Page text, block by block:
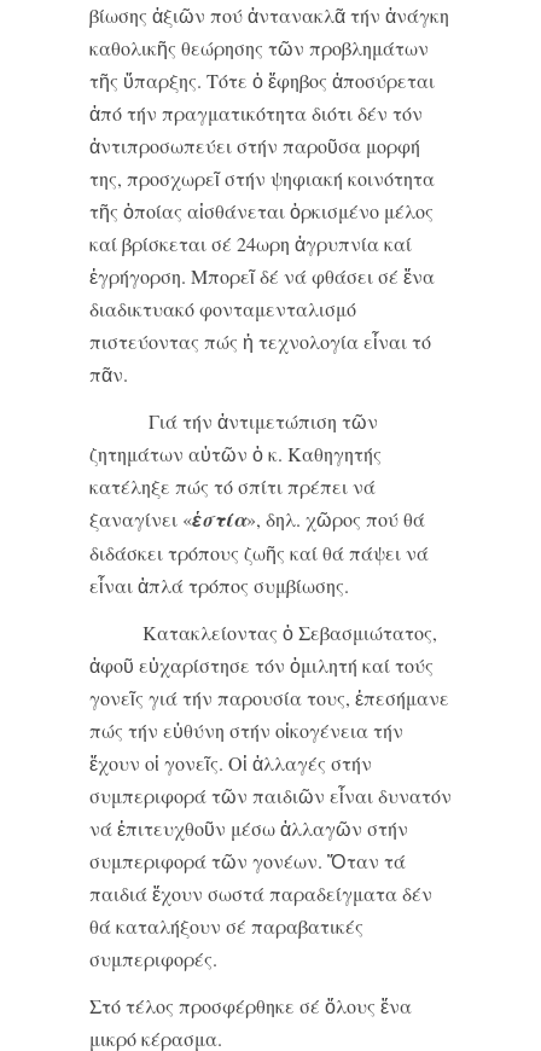
βίωσης ἀξιῶν πού ἀντανακλᾶ τήν ἀνάγκη
καθολικῆς θεώρησης τῶν προβλημάτων
τῆς ὕπαρξης. Τότε ὁ ἔφηβος ἀποσύρεται
ἀπό τήν πραγματικότητα διότι δέν τόν
ἀντιπροσωπεύει στήν παροῦσα μορφή
της, προσχωρεῖ στήν ψηφιακή κοινότητα
τῆς ὁποίας αἰσθάνεται ὁρκισμένο μέλος
καί βρίσκεται σέ 24ωρη ἀγρυπνία καί
ἐγρήγορση. Μπορεῖ δέ νά φθάσει σέ ἕνα
διαδικτυακό φονταμενταλισμό
πιστεύοντας πώς ἡ τεχνολογία εἶναι τό
πᾶν.
Γιά τήν ἀντιμετώπιση τῶν
ζητημάτων αὐτῶν ὁ κ. Καθηγητής
κατέληξε πώς τό σπίτι πρέπει νά
ξαναγίνει «ἑστία», δηλ. χῶρος πού θά
διδάσκει τρόπους ζωῆς καί θά πάψει νά
εἶναι ἁπλά τρόπος συμβίωσης.
Κατακλείοντας ὁ Σεβασμιώτατος,
ἀφοῦ εὐχαρίστησε τόν ὁμιλητή καί τούς
γονεῖς γιά τήν παρουσία τους, ἐπεσήμανε
πώς τήν εὐθύνη στήν οἰκογένεια τήν
ἔχουν οἱ γονεῖς. Οἱ ἀλλαγές στήν
συμπεριφορά τῶν παιδιῶν εἶναι δυνατόν
νά ἐπιτευχθοῦν μέσω ἀλλαγῶν στήν
συμπεριφορά τῶν γονέων. Ὅταν τά
παιδιά ἔχουν σωστά παραδείγματα δέν
θά καταλήξουν σέ παραβατικές
συμπεριφορές.
Στό τέλος προσφέρθηκε σέ ὅλους ἕνα
μικρό κέρασμα.